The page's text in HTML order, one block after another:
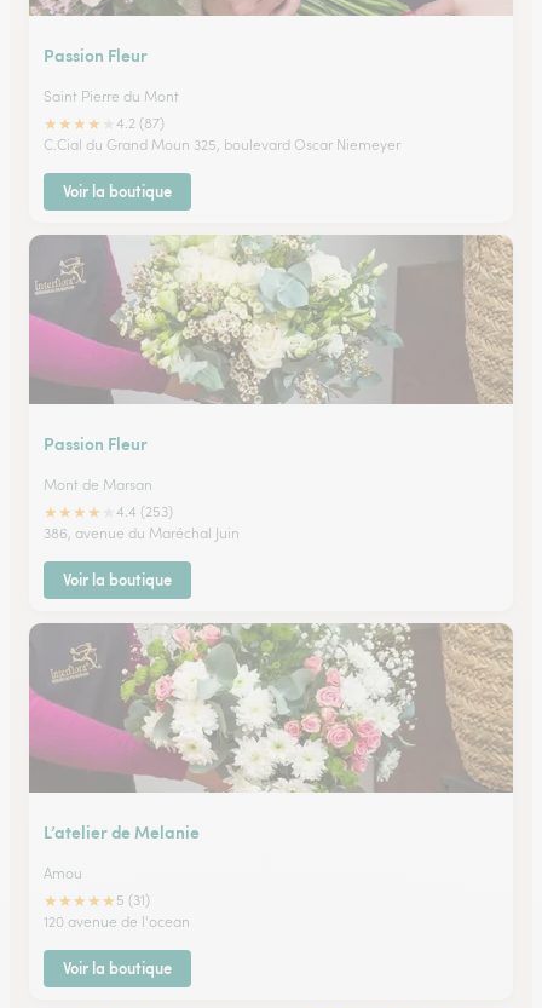
Passion Fleur
Saint Pierre du Mont
★★★★
4.2 (87)
C.Cial du Grand Moun 325, boulevard Oscar Niemeyer
Voir la boutique
Passion Fleur
Mont de Marsan
★★★★
4.4 (253)
386, avenue du Maréchal Juin
Voir la boutique
L’atelier de Melanie
Amou
★★★★★ 5 (31)
120 avenue de l'ocean
Voir la boutique